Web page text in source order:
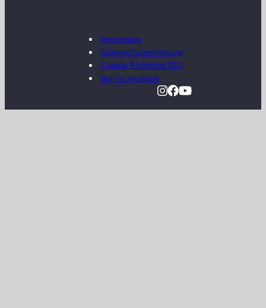
Impressum
Datenschutzerklärung
Cookie-Richtlinie (EU)
Barrierefreiheit